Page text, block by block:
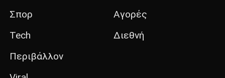
Σπορ
Tech
Περιβάλλον
Αγορές
Διεθνή